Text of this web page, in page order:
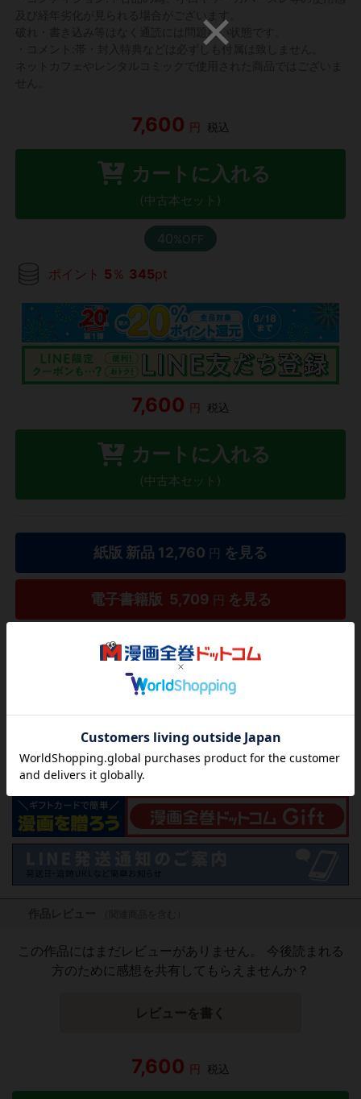
破れ・書き込み等はなく通読には問題ない状態です。
・コメント:帯・封入特典などは必ずしも付属は致しません。
7,600 円 税込
カートに入れる
(中古本セット)
40%OFF
ポイント 5 ％ 345pt
7,600 円 税込
カートに入れる
(中古本セット)
紙版 新品 12,760 円 を見る
電子書籍版 5,709 円 を見る
1巻単位からご購入いただけます
タダ読み
欲しいリストに追加する
気になる商品を登録
この作品にはまだレビューがありません。 今後読まれる
方のために感想を共有してもらえませんか？
レビューを書く
7,600 円 税込